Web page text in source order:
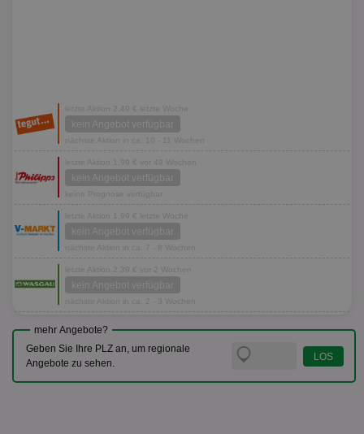
letzte Aktion 2,49 € letzte Woche
kein Angebot verfügbar
nächste Aktion in ca. 10 - 11 Wochen
letzte Aktion 1,99 € vor 49 Wochen
kein Angebot verfügbar
keine Prognose verfügbar
letzte Aktion 1,99 € letzte Woche
kein Angebot verfügbar
nächste Aktion in ca. 7 - 8 Wochen
letzte Aktion 2,39 € vor 2 Wochen
kein Angebot verfügbar
nächste Aktion in ca. 2 - 3 Wochen
mehr Angebote?
Geben Sie Ihre PLZ an, um regionale
Angebote zu sehen.